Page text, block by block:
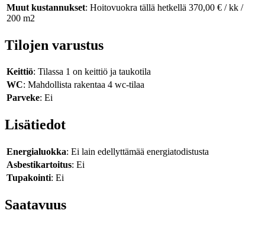
Muut kustannukset: Hoitovuokra tällä hetkellä 370,00 € / kk /
200 m2
Tilojen varustus
Keittiö: Tilassa 1 on keittiö ja taukotila
WC: Mahdollista rakentaa 4 wc-tilaa
Parveke: Ei
Lisätiedot
Energialuokka: Ei lain edellyttämää energiatodistusta
Asbestikartoitus: Ei
Tupakointi: Ei
Saatavuus